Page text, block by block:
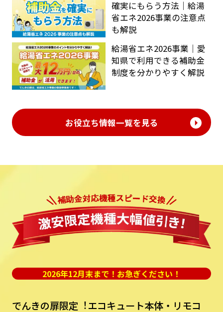
確実にもらう方法｜給湯
省エネ2026事業の注意点
も解説
給湯省エネ2026事業｜愛
知県で利用できる補助金
制度を分かりやすく解説
お役立ち情報一覧を見る
2026年12月末まで！お急ぎください！
でんきの扉限定︕エコキュート本体・リモコ